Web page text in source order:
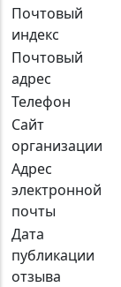
Почтовый
индекс
Почтовый
адрес
Телефон
Сайт
организации
Адрес
электронной
почты
Дата
публикации
отзыва